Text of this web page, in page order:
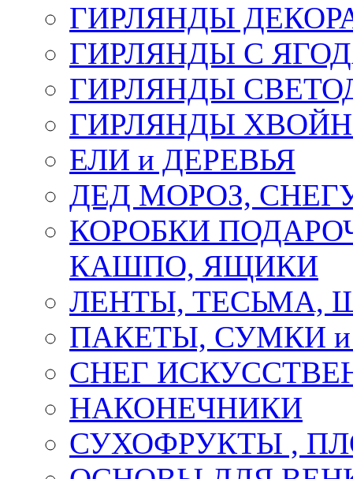
ГИРЛЯНДЫ
ГИРЛЯНДЫ С
ГИРЛЯНДЫ
ГИРЛЯНДЫ
ЕЛИ и ДЕРЕВЬЯ
ДЕД МОРОЗ,
КОРОБКИ
КАШПО, ЯЩИКИ
ЛЕНТЫ, ТЕСЬМА,
ПАКЕТЫ, СУМКИ
СНЕГ
НАКОНЕЧНИКИ
СУХОФРУКТЫ ,